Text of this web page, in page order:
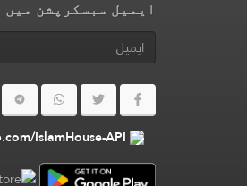
ایمیل سبسکرپشن میں
IslamHouse-API